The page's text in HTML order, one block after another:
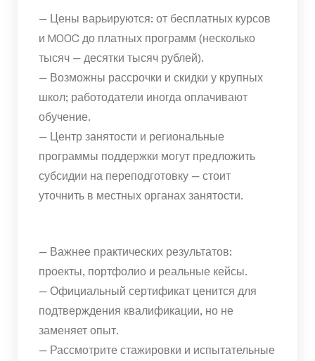
— Цены варьируются: от бесплатных курсов
и MOOC до платных программ (несколько
тысяч — десятки тысяч рублей).
— Возможны рассрочки и скидки у крупных
школ; работодатели иногда оплачивают
обучение.
— Центр занятости и региональные
программы поддержки могут предложить
субсидии на переподготовку — стоит
уточнить в местных органах занятости.
— Важнее практических результатов:
проекты, портфолио и реальные кейсы.
— Официальный сертификат ценится для
подтверждения квалификации, но не
заменяет опыт.
— Рассмотрите стажировки и испытательные